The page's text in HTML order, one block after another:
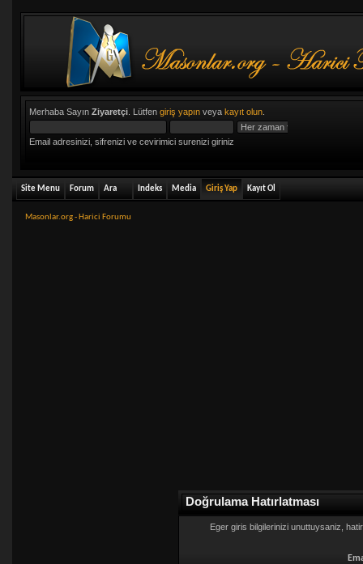
Merhaba Sayın Ziyaretçi. Lütfen giriş yapınveya kayıt olun.
Email adresinizi, sifrenizi ve cevirimici surenizi giriniz
Site Menu Forum Ara Indeks Media Giriş Yap Kayıt Ol
Masonlar.org - Harici Forumu
Doğrulama Hatırlatması
Eger giris bilgilerinizi unuttuysaniz,